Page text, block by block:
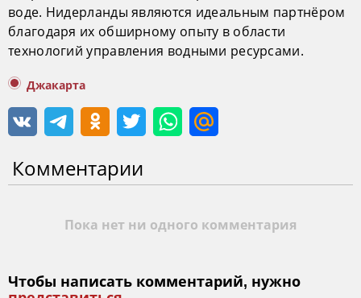
воде. Нидерланды являются идеальным партнёром
благодаря их обширному опыту в области
технологий управления водными ресурсами.
Джакарта
Комментарии
Пока нет ни одного комментария
Чтобы написать комментарий, нужно